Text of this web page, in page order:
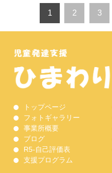
1 2 3
トップページ
フォトギャラリー
事業所概要
ブログ
R5-自己評価表
支援プログラム